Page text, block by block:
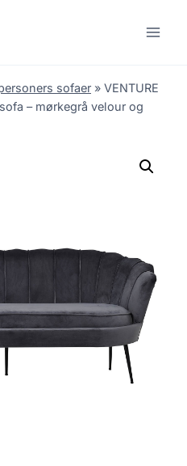
sofaer » VENTURE
– mørkegrå velour og